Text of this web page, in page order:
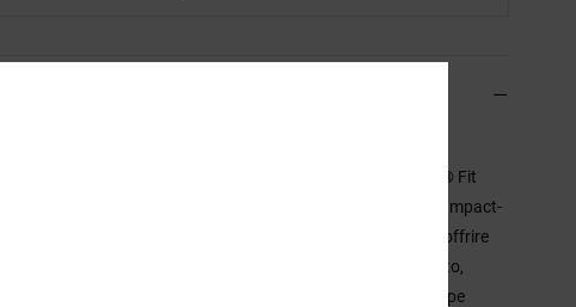
pensando alle prestazioni. Dotata di sistema di chiusura BOA® Fit
System, scarpetta interna Response Liners I, II o III e plantare Impact-
ALG su tutta la gamma. Tutti gli scarponi sono progettati per offrire
comfort fin dal primo utilizzo, così puoi goderti la neve da subito,
senza dover sopportare i disagi dei primi giorni. Le nostre scarpe